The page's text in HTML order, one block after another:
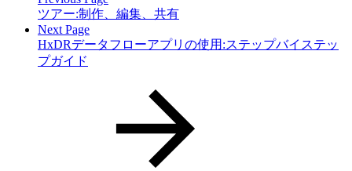
ツアー:制作、編集、共有
Next Page
HxDRデータフローアプリの使用:ステップバイステッ
プガイド